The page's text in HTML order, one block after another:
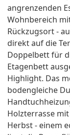
angrenzenden
Wohnbereich
Rückzugsort -
direkt auf die
Doppelbett für
Etagenbett
Highlight. Das
bodengleiche
Holzterrasse
Herbst - einem